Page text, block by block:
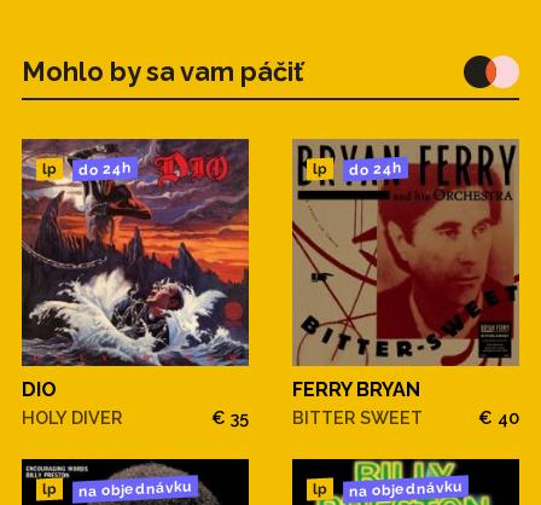
Mohlo by sa vam páčiť
lp do 24h
DIO
HOLY DIVER € 35
lp do 24h
FERRY BRYAN
BITTER SWEET € 40
lp na objednávku lp na objednávku